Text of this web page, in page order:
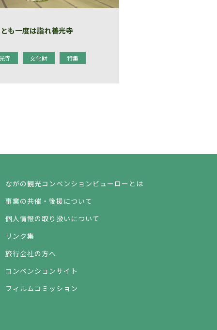
も一度は詣れ善光寺
寺 文化財 特集
ながの観光コンベンションビューローとは
事業の共催・後援について
個人情報の取り扱いについて
リンク集
旅行会社の方へ
コンベンションサイト
フィルムコミッション